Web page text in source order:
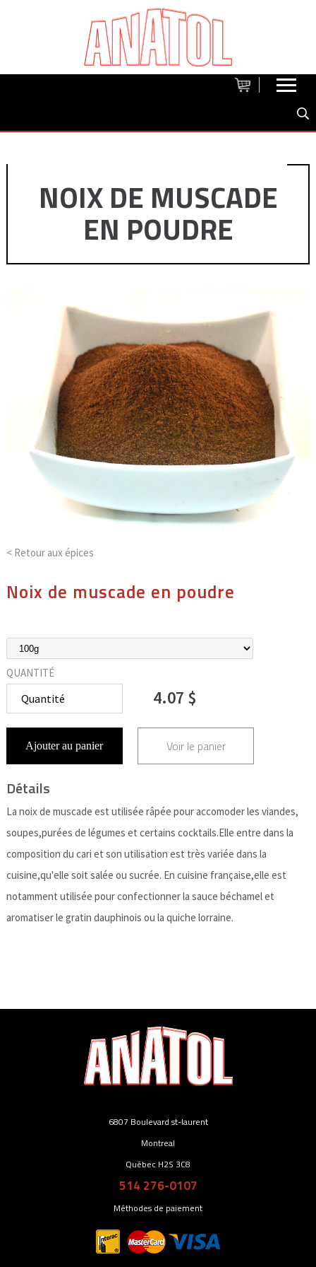
NOIX DE MUSCADE
EN POUDRE
< Retour aux épices
Noix de muscade en poudre
QUANTITÉ
4.07 $
Ajouter au panier Voir le panier
Détails
La noix de muscade est utilisée râpée pour accomoder les viandes,
soupes,purées de légumes et certains cocktails.Elle entre dans la
composition du cari et son utilisation est très variée dans la
cuisine,qu'elle soit salée ou sucrée. En cuisine française,elle est
notamment utilisée pour confectionner la sauce béchamel et
aromatiser le gratin dauphinois ou la quiche lorraine.
6807 Boulevard st-laurent
Montreal
Québec H2S 3C8
514 276-0107
Méthodes de paiement